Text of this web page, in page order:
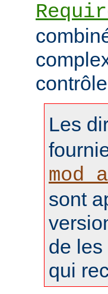
Les
sont
de les
qui